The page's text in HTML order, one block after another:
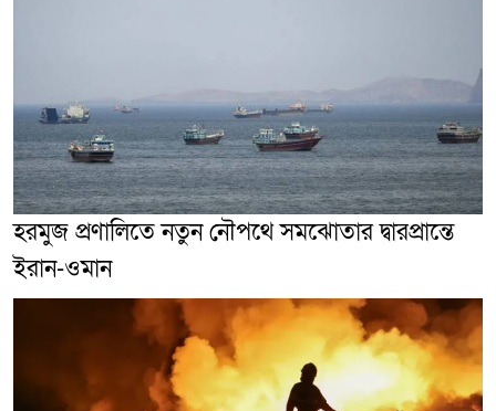
হরমুজ প্রণালিতে নতুন নৌপথে সমঝোতার দ্বারপ্রান্তে
ইরান-ওমান